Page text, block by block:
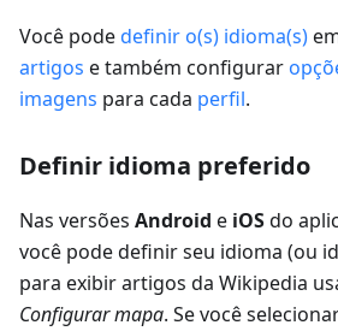
Você podedefinir o(s) idioma(s)
artigos e também configurar
imagens para cada perfil.
Definir idioma preferido
Nas versões Android e iOSdo
você pode definir seu idioma (ou
para exibir artigos da Wikipedia
Configurar mapa. Se você